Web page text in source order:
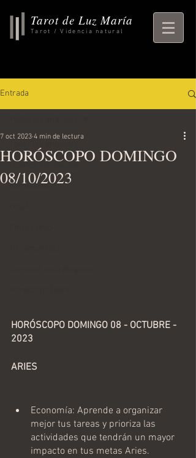
Tarot de Luz María
Tarot / Videncia natural
Entrada
horoscopo
HORÓSCOPO DOMINGO
08/10/2023
7 oct 2023 4 min de lectura
HORÓSCOPO DOMINGO 08 - OCTUBRE -
2023
ARIES
Economía: Aprende a organizar
mejor tus tareas y prioriza las
actividades que tendrán un mayor
impacto en tus metas Aries.